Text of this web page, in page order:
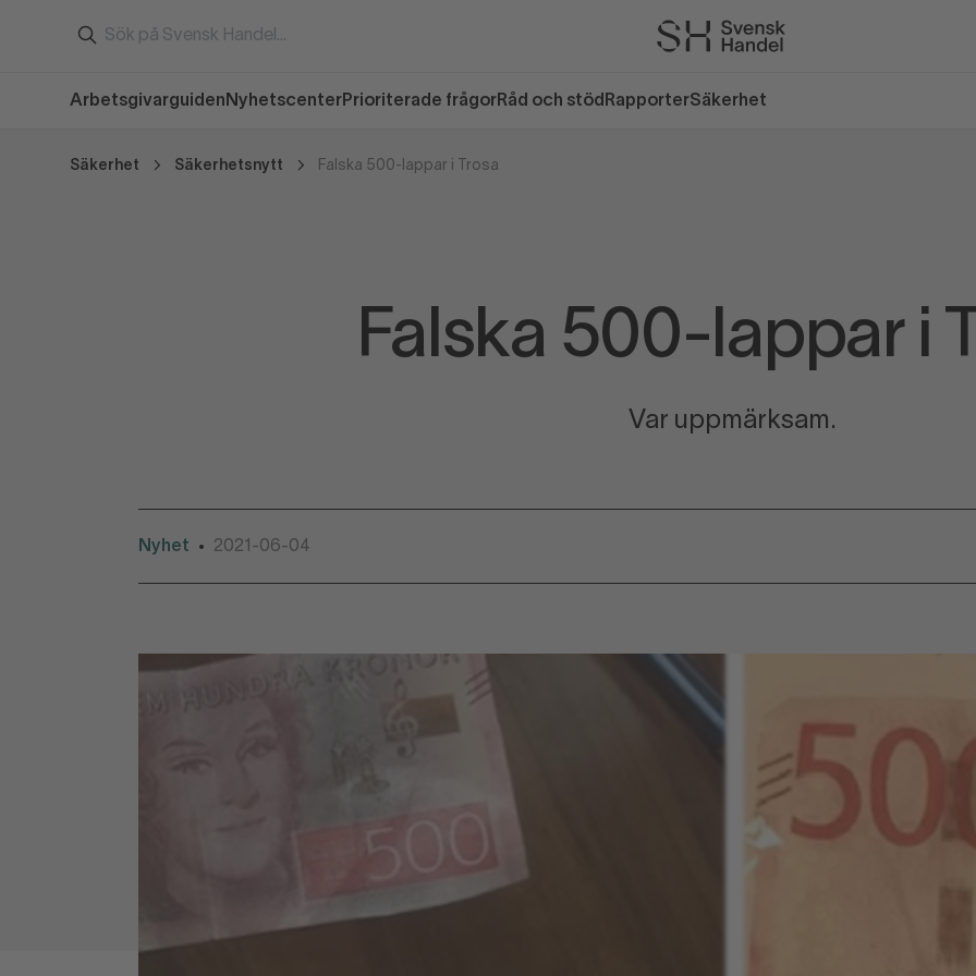
Arbetsgivarguiden Nyhetscenter Prioriterade frågor Råd och stöd RapporterSäkerhet
Säkerhet Säkerhetsnytt Falska 500-lappar i Trosa
Falska 500-lappar i
Var uppmärksam.
Nyhet • 2021-06-04